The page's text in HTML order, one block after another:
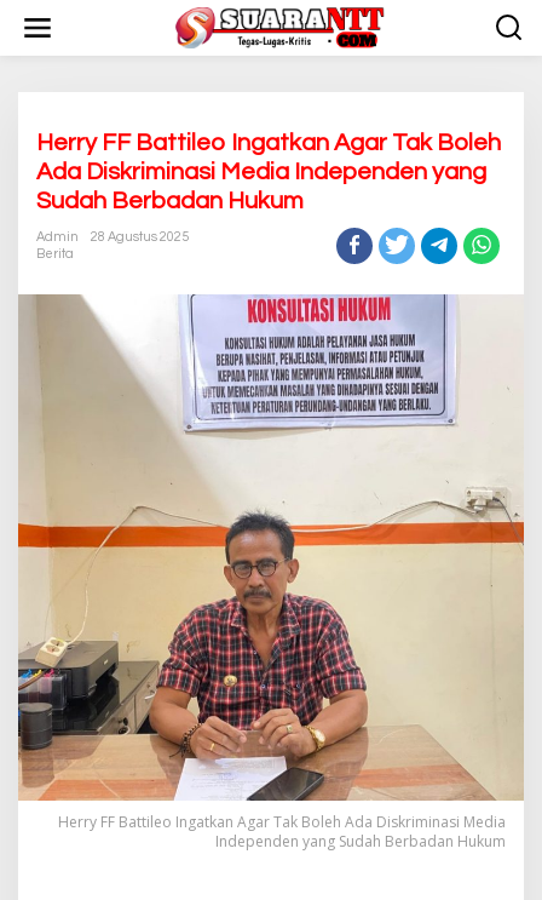
w
Herry FF Battileo Ingatkan Agar Tak Boleh
Ada Diskriminasi Media Independen yang
Sudah Berbadan Hukum
Admin
28 Agustus 2025
Berita
Herry FF Battileo Ingatkan Agar Tak Boleh Ada Diskriminasi Media
Independen yang Sudah Berbadan Hukum